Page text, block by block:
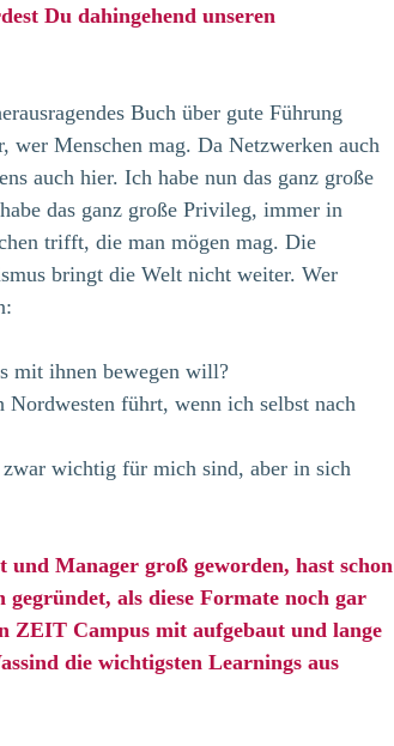
Du dahingehend unseren
Buch über gute Führung
wer Menschen mag. Da Netzwerken auch
auch hier. Ich habe nun das ganz große
das ganz große Privileg, immer in
trifft, die man mögen mag. Die
bringt die Welt nicht weiter. Wer
mit ihnen bewegen will?
Nordwesten führt, wenn ich selbst nach
wichtig für mich sind, aber in sich
Manager groß geworden, hast schon
als diese Formate noch gar
ZEIT Campus mit aufgebaut und lange
die wichtigsten Learnings aus